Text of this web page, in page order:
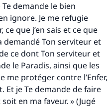
demande le bien
ignore. Je me refugie
que j’en sais et ce que
demandé Ton serviteur et
ce dont Ton serviteur et
le Paradis, ainsi que les
me protéger contre l’Enfer,
Et je Te demande de faire
en ma faveur. » (Jugé
millions de